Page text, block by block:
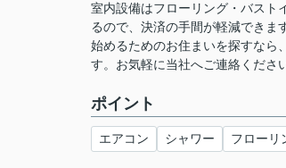
室内設備はフローリング・バスト
るので、決済の手間が軽減できま
始めるためのお住まいを探すなら
す。お気軽に当社へご連絡くださ
ポイント
エアコン シャワー フローリ